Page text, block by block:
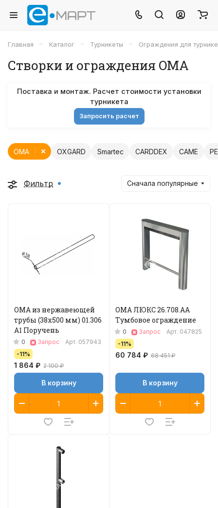
Главная – Каталог – Турникеты – Ограждения для
Створки и ограждения OMA
Поставка и монтаж. Расчет стоимости установки
турникета
Запросить расчет
OXGARD
OMA Smartec CARDDEX CAME
Фильтр Сначала популярные
ОМА из нержавеющей
трубы (38х500 мм) 01.306
A1 Поручень
0 Запрос Арт. 057943
-11%
1 864 ₽ 2 100 ₽
В корзину
ОМА ЛЮКС 26.708.АA
Тумбовое ограждение
0 Запрос Арт. 047825
-11%
60 784 ₽ 68 451 ₽
В корзину